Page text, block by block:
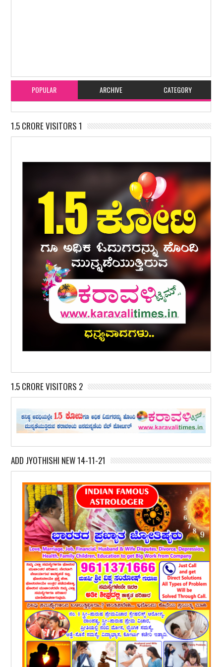
POPULAR ARCHIVE CATEGORY
1.5 CRORE VISITORS 1
1.5 CRORE VISITORS 2
ADD JYOTHISHI NEW 14-11-21